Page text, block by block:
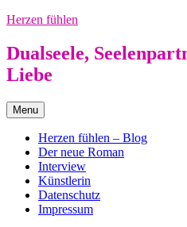
Skip
content
Herzen fühlen
Dualseele,
Liebe
Menu
Herzen fühlen – Blog
Der neue Roman
Interview
Künstlerin
Datenschutz
Impressum